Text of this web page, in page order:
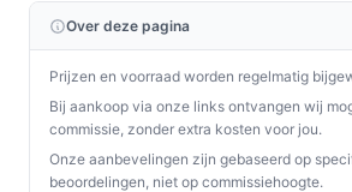
Over deze pagina
Prijzen en voorraad worden regelmatig
Bij aankoop via onze links ontvangen wij
commissie, zonder extra kosten voor jou.
Onze aanbevelingen zijn gebaseerd op
beoordelingen, niet op commissiehoogte.